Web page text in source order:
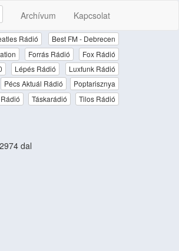
Archívum Kapcsolat
Rádió
Best FM - Debrecen
Forrás Rádió
Fox Rádió
Lépés Rádió
Luxfunk Rádió
Pécs Aktuál Rádió
Poptarisznya
Táskarádió
Tilos Rádió
dal